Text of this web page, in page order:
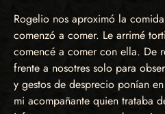
Rogelio nos aproximó la
comenzó a comer. Le arrimé
comencé a comer con ella. De
frente a nosotres solo para
y gestos de desprecio ponían
mi acompañante quien trataba